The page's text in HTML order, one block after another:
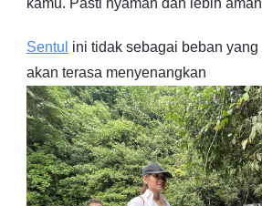
Sentul ini tidak sebagai beban
akan terasa menyenangkan